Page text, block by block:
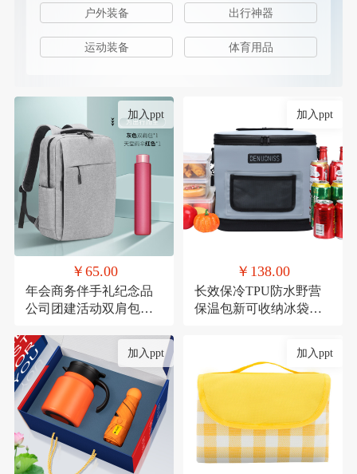
户外装备 出行神器
运动装备 体育用品
加入ppt
￥65.00
年会商务伴手礼纪念品
公司团建活动双肩包实
加入ppt
￥138.00
长效保冷TPU防水野营
保温包新可收纳冰袋冰
加入ppt 加入ppt